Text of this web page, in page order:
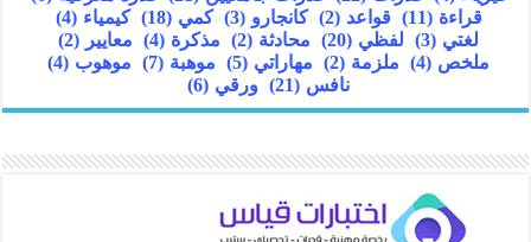
قراءة (11) قواعد (2) كانجارو (3) كمي (18) كيمياء (4)
لغتي (3) لفظي (20) محادثة (2) مذكرة (4) معايير (2)
ملخص (4) ملزمة (2) مهاراتي (5) موهبة (7) موهوب (4)
نافس (21) ورقي (6)